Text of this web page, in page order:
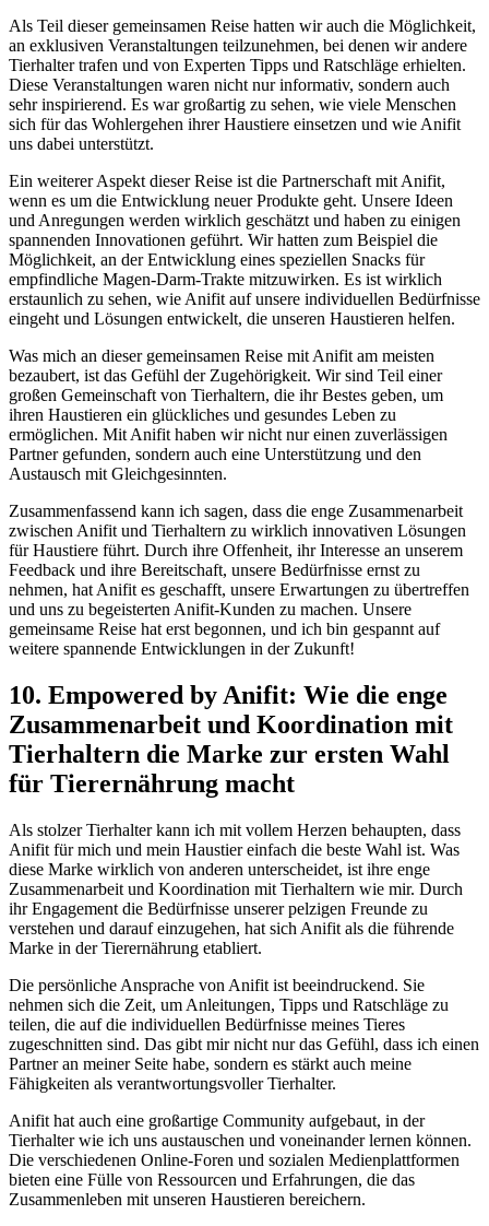
Als Teil dieser gemeinsamen Reise hatten wir‍ auch die Möglichkeit, ​
an exklusiven Veranstaltungen teilzunehmen, bei ​denen wir andere⁤
Tierhalter trafen und von Experten ​Tipps und Ratschläge ⁢erhielten.
⁣Diese Veranstaltungen waren nicht ⁤nur informativ, sondern auch​
sehr inspirierend. Es war großartig zu⁣ sehen, wie viele​ Menschen
sich⁣ für das Wohlergehen ⁢ihrer Haustiere einsetzen und wie Anifit
uns dabei unterstützt.
Ein weiterer Aspekt ⁢dieser ⁤Reise⁤ ist die⁢ Partnerschaft mit ⁢Anifit,​
wenn ​es ‌um die ​Entwicklung neuer Produkte geht. Unsere Ideen
und Anregungen werden wirklich‌ geschätzt ⁣und ⁢haben zu einigen⁢
spannenden Innovationen geführt. Wir ‌hatten zum Beispiel die
Möglichkeit, ​an der Entwicklung‌ eines speziellen Snacks für
empfindliche Magen-Darm-Trakte mitzuwirken. Es ist wirklich‍
erstaunlich zu sehen,⁣ wie Anifit auf unsere individuellen Bedürfnisse
eingeht​ und Lösungen entwickelt,​ die unseren Haustieren ⁤helfen.
Was mich an⁣ dieser gemeinsamen Reise mit Anifit am meisten
bezaubert, ⁤ist das Gefühl​ der Zugehörigkeit.⁢ Wir ​sind‍ Teil einer⁤
großen Gemeinschaft ‌von Tierhaltern, die ihr⁤ Bestes geben, um
ihren‍ Haustieren ein glückliches und gesundes ⁤Leben zu
ermöglichen.⁢ Mit Anifit haben wir nicht nur einen zuverlässigen
Partner gefunden, sondern⁢ auch eine Unterstützung und den
Austausch mit Gleichgesinnten.
Zusammenfassend kann ⁢ich sagen,​ dass die enge Zusammenarbeit
zwischen ⁤Anifit ‌und ⁢Tierhaltern zu wirklich innovativen Lösungen
für Haustiere ⁢führt. Durch ihre Offenheit, ihr Interesse an⁣ unserem
Feedback und ihre Bereitschaft, unsere Bedürfnisse ernst zu‌
nehmen,⁣ hat Anifit es geschafft, unsere Erwartungen ‍zu übertreffen​
und ‌uns ‍zu begeisterten Anifit-Kunden zu⁣ machen. Unsere
gemeinsame Reise⁣ hat erst begonnen, und ich bin gespannt ​auf⁢
weitere ‌spannende Entwicklungen in der Zukunft!
10. Empowered ‌by Anifit: Wie die enge
Zusammenarbeit und Koordination ⁢mit
Tierhaltern ‌die Marke zur⁢ ersten Wahl
für ⁤Tierernährung macht
Als stolzer Tierhalter kann ich‌ mit​ vollem Herzen behaupten, dass
Anifit für⁢ mich und mein ⁣Haustier einfach die beste​ Wahl‌ ist. Was
diese⁢ Marke⁢ wirklich‌ von anderen unterscheidet, ist ​ihre enge
⁢Zusammenarbeit und ⁢Koordination mit Tierhaltern wie ⁢mir. Durch
ihr‌ Engagement ​die Bedürfnisse unserer ⁣pelzigen Freunde‌ zu⁤
verstehen und darauf einzugehen,​ hat ⁢sich Anifit als die führende‍
Marke⁤ in der ‍Tierernährung etabliert.
Die persönliche ⁣Ansprache von Anifit ⁤ist beeindruckend. Sie⁣
nehmen sich die Zeit, um ⁢Anleitungen, Tipps und Ratschläge zu
teilen, ‌die auf‍ die ⁤individuellen​ Bedürfnisse​ meines ‌Tieres
zugeschnitten sind. Das gibt‍ mir nicht nur das ​Gefühl, dass ich⁤ einen
​Partner ⁣an meiner Seite‍ habe, sondern es stärkt‍ auch meine
Fähigkeiten als verantwortungsvoller Tierhalter.
Anifit hat‍ auch eine großartige Community aufgebaut,⁢ in der
Tierhalter wie ich ‌uns ​austauschen‍ und⁣ voneinander lernen⁢ können. ​
Die verschiedenen Online-Foren⁢ und sozialen⁢ Medienplattformen
bieten eine⁣ Fülle von Ressourcen und Erfahrungen, die das
Zusammenleben⁤ mit unseren​ Haustieren bereichern.